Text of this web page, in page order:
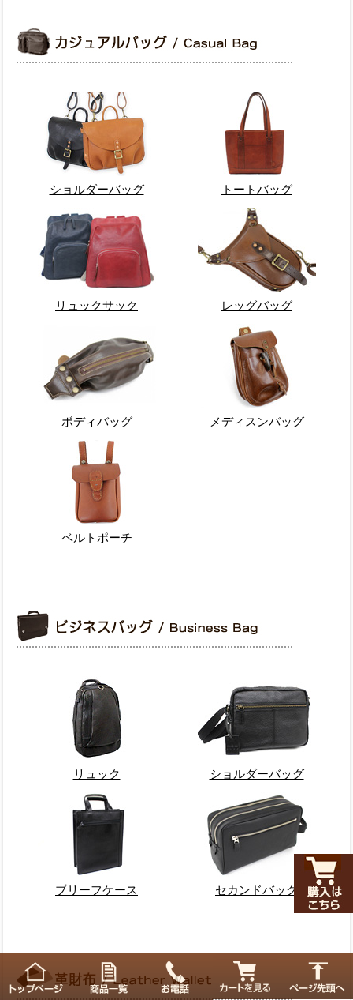
ショルダーバッグ トートバッグ
リュックサック レッグバッグ
ボディバッグ メディスンバッグ
ベルトポーチ
リュック ショルダーバッグ
ブリーフケース セカンドバッグ